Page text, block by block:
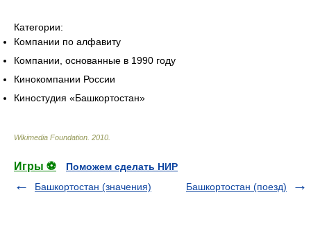
Категории:
Компании по алфавиту
Компании, основанные в 1990 году
Кинокомпании России
Киностудия «Башкортостан»
Wikimedia Foundation 2010
Игры ⚽
Поможем сделать НИР
Башкортостан (значения)
Башкортостан (поезд)